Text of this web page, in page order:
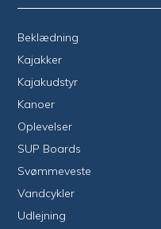
Beklædning
Kajakker
Kajakudstyr
Kanoer
Oplevelser
SUP Boards
Svømmeveste
Vandcykler
Udlejning